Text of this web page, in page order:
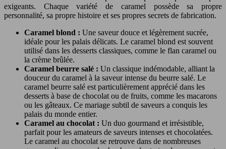
exigeants. Chaque variété de caramel possède sa propre
personnalité, sa propre histoire et ses propres secrets de fabrication.
Caramel blond : Une saveur douce et légèrement sucrée,
idéale pour les palais délicats. Le caramel blond est souvent
utilisé dans les desserts classiques, comme le flan caramel ou
la crème brûlée.
Caramel beurre salé : Un classique indémodable, alliant la
douceur du caramel à la saveur intense du beurre salé. Le
caramel beurre salé est particulièrement apprécié dans les
desserts à base de chocolat ou de fruits, comme les macarons
ou les gâteaux. Ce mariage subtil de saveurs a conquis les
palais du monde entier.
Caramel au chocolat : Un duo gourmand et irrésistible,
parfait pour les amateurs de saveurs intenses et chocolatées.
Le caramel au chocolat se retrouve dans de nombreuses